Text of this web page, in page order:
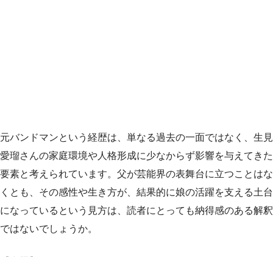
元バンドマンという経歴は、単なる過去の一面ではなく、生見
愛瑠さんの家庭環境や人格形成に少なからず影響を与えてきた
要素と考えられています。父が芸能界の表舞台に立つことはな
くとも、その感性や生き方が、結果的に娘の活躍を支える土台
になっているという見方は、読者にとっても納得感のある解釈
ではないでしょうか。